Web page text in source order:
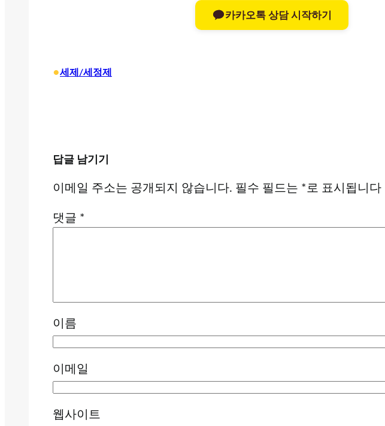
카카오톡 상담 시작하기
•세제/세정제
답글 남기기
이메일 주소는 공개되지 않습니다. 필수 필드는 *로 표시됩니다
댓글 *
이름
이메일
웹사이트